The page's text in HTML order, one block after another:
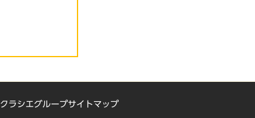
クラシエグループサイトマップ